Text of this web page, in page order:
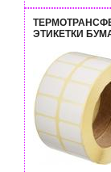
ЭТИКЕТКИ